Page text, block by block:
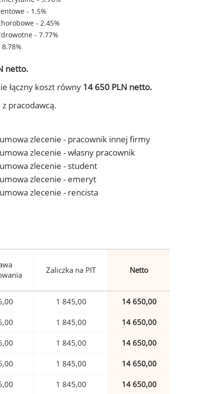
- 1.5%
- 2.45%
- 7.77%
netto.
łączny koszt równy 14 650 PLN netto.
pracodawcą.
zlecenie - pracownik innej firmy
zlecenie - własny pracownik
zlecenie - student
zlecenie - emeryt
zlecenie - rencista
Zaliczka na PIT Netto
1 845,00 14 650,00
1 845,00 14 650,00
1 845,00 14 650,00
1 845,00 14 650,00
1 845,00 14 650,00